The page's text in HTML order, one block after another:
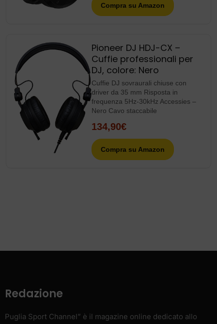
Compra su Amazon
Pioneer DJ HDJ-CX –
Cuffie professionali per
DJ, colore: Nero
Cuffie DJ sovraurali chiuse con
driver da 35 mm Risposta in
frequenza 5Hz-30kHz Accessies –
Nero Cavo staccabile
134,90€
Compra su Amazon
Redazione
Puglia Sport Channel” è il magazine online dedicato allo